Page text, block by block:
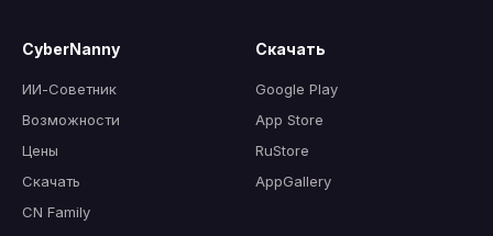
CyberNanny
ИИ-Советник
Возможности
Цены
Скачать
CN Family
Скачать
Google Play
App Store
RuStore
AppGallery